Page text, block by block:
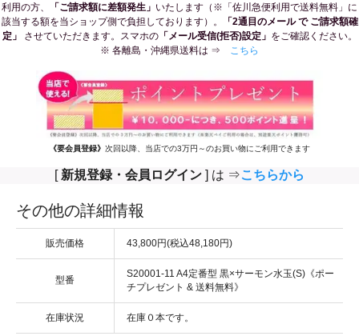
利用の方、
「ご請求額に差額発生」 いたします（※「佐川急便利用で送料無料」に
該当する額を当ショップ側で負担しております）。
「2通目のメール で ご請求額確
定」
させていただきます。スマホの「メール受信(拒否)設定」 をご確認ください。
※ 各離島・沖縄県送料は ⇒ こちら
《要会員登録》 次回以降、当店での3万円～のお買い物にご利用できます
[ 新規登録・会員ログイン ] は ⇒こちらから
その他の詳細情報
販売価格 43,800円(税込48,180円)
型番
S20001-11 A4定番型 黒×サーモン水玉(S)《ポー
チプレゼント & 送料無料》
在庫状況 在庫０本です。